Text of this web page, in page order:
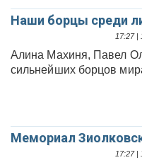
Наши борцы среди
17:27 |
Алина Махиня, Павел
сильнейших борцов
Мемориал
17:27 |